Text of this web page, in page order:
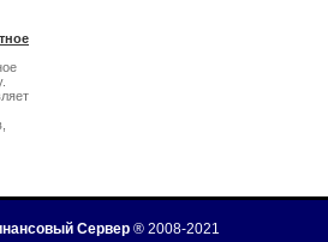
Сервер ® 2008-2021